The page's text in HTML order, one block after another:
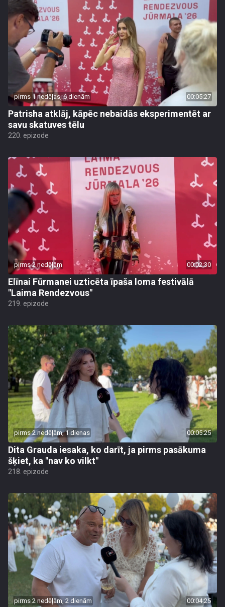
pirms 1 nedēļas, 6 dienām 00:05:27
Patrisha atklāj, kāpēc nebaidās eksperimentēt ar
savu skatuves tēlu
220. epizode
pirms 2 nedēļām 00:02:30
Elīnai Fūrmanei uzticēta īpaša loma festivālā
"Laima Rendezvous"
219. epizode
pirms 2 nedēļām, 1 dienas 00:05:25
Dita Grauda iesaka, ko darīt, ja pirms pasākuma
šķiet, ka "nav ko vilkt"
218. epizode
pirms 2 nedēļām, 2 dienām 00:04:25